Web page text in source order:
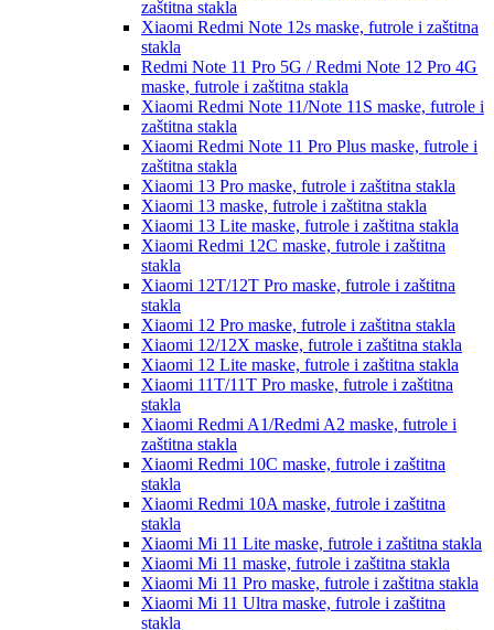
zaštitna stakla
Xiaomi Redmi Note 12s maske, futrole i zaštitna
stakla
Redmi Note 11 Pro 5G / Redmi Note 12 Pro 4G
maske, futrole i zaštitna stakla
Xiaomi Redmi Note 11/Note 11S maske, futrole i
zaštitna stakla
Xiaomi Redmi Note 11 Pro Plus maske, futrole i
zaštitna stakla
Xiaomi 13 Pro maske, futrole i zaštitna stakla
Xiaomi 13 maske, futrole i zaštitna stakla
Xiaomi 13 Lite maske, futrole i zaštitna stakla
Xiaomi Redmi 12C maske, futrole i zaštitna
stakla
Xiaomi 12T/12T Pro maske, futrole i zaštitna
stakla
Xiaomi 12 Pro maske, futrole i zaštitna stakla
Xiaomi 12/12X maske, futrole i zaštitna stakla
Xiaomi 12 Lite maske, futrole i zaštitna stakla
Xiaomi 11T/11T Pro maske, futrole i zaštitna
stakla
Xiaomi Redmi A1/Redmi A2 maske, futrole i
zaštitna stakla
Xiaomi Redmi 10C maske, futrole i zaštitna
stakla
Xiaomi Redmi 10A maske, futrole i zaštitna
stakla
Xiaomi Mi 11 Lite maske, futrole i zaštitna stakla
Xiaomi Mi 11 maske, futrole i zaštitna stakla
Xiaomi Mi 11 Pro maske, futrole i zaštitna stakla
Xiaomi Mi 11 Ultra maske, futrole i zaštitna
stakla